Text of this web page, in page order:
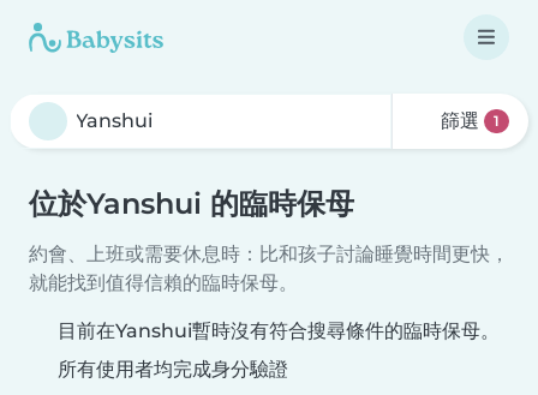
篩選 1
位於Yanshui 的臨時保母
約會、上班或需要休息時：比和孩子討論睡覺時間更快，
就能找到值得信賴的臨時保母。
目前在Yanshui暫時沒有符合搜尋條件的臨時保母。
所有使用者均完成身分驗證